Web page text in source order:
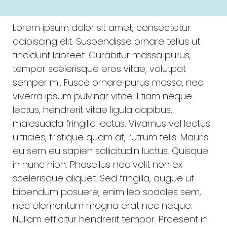
Lorem ipsum dolor sit amet, consectetur
adipiscing elit. Suspendisse ornare tellus ut
tincidunt laoreet. Curabitur massa purus,
tempor scelerisque eros vitae, volutpat
semper mi. Fusce ornare purus massa, nec
viverra ipsum pulvinar vitae. Etiam neque
lectus, hendrerit vitae ligula dapibus,
malesuada fringilla lectus. Vivamus vel lectus
ultricies, tristique quam at, rutrum felis. Mauris
eu sem eu sapien sollicitudin luctus. Quisque
in nunc nibh. Phasellus nec velit non ex
scelerisque aliquet. Sed fringilla, augue ut
bibendum posuere, enim leo sodales sem,
nec elementum magna erat nec neque.
Nullam efficitur hendrerit tempor. Praesent in